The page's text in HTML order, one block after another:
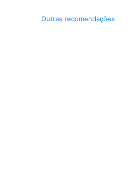
Outras recomendações